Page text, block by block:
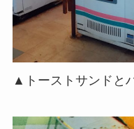
▲トーストサンドと